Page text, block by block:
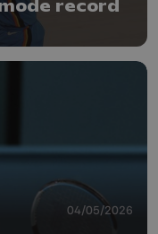
record
04/05/2026